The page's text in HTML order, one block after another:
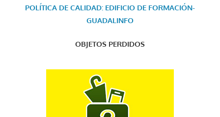
POLÍTICA DE CALIDAD: EDIFICIO DE FORMACIÓN-
GUADALINFO
OBJETOS PERDIDOS